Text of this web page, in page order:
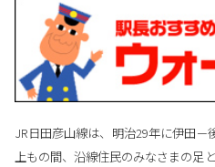
JR日田彦山線は、明治29年に伊田
上もの間、沿線住民のみなさまの足